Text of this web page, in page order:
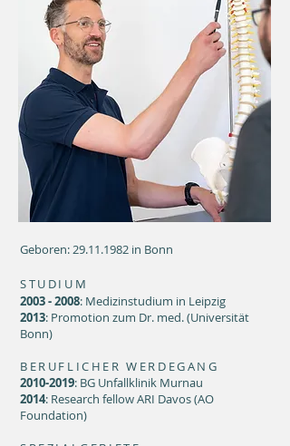
Geboren:29.11.1982 in Bonn
STUDIUM
2003 - 2008: Medizinstudium in Leipzig
2013: Promotion zum Dr. med. (Universität
Bonn)
BERUFLICHER WERDEGANG
2010-2019: BG Unfallklinik Murnau
2014: Research fellow ARI Davos (AO
Foundation)